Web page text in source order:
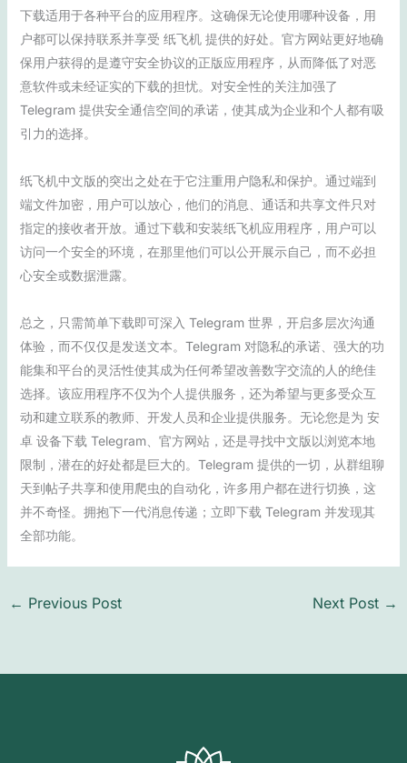
下载适用于各种平台的应用程序。这确保无论使用哪种设备，用
户都可以保持联系并享受 纸飞机 提供的好处。官方网站更好地确
保用户获得的是遵守安全协议的正版应用程序，从而降低了对恶
意软件或未经证实的下载的担忧。对安全性的关注加强了
Telegram 提供安全通信空间的承诺，使其成为企业和个人都有吸
引力的选择。
纸飞机中文版的突出之处在于它注重用户隐私和保护。通过端到
端文件加密，用户可以放心，他们的消息、通话和共享文件只对
指定的接收者开放。通过下载和安装纸飞机应用程序，用户可以
访问一个安全的环境，在那里他们可以公开展示自己，而不必担
心安全或数据泄露。
总之，只需简单下载即可深入 Telegram 世界，开启多层次沟通
体验，而不仅仅是发送文本。Telegram 对隐私的承诺、强大的功
能集和平台的灵活性使其成为任何希望改善数字交流的人的绝佳
选择。该应用程序不仅为个人提供服务，还为希望与更多受众互
动和建立联系的教师、开发人员和企业提供服务。无论您是为 安
卓 设备下载 Telegram、官方网站，还是寻找中文版以浏览本地
限制，潜在的好处都是巨大的。Telegram 提供的一切，从群组聊
天到帖子共享和使用爬虫的自动化，许多用户都在进行切换，这
并不奇怪。拥抱下一代消息传递；立即下载 Telegram 并发现其
全部功能。
← Previous Post Next Post →